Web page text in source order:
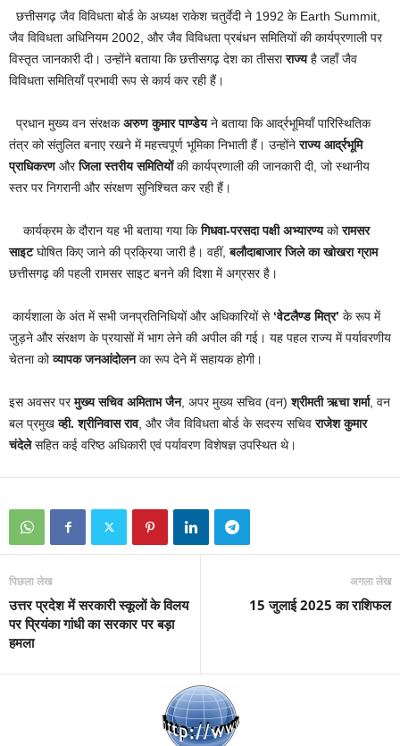
छत्तीसगढ़ जैव विविधता बोर्ड के अध्यक्ष राकेश चतुर्वेदी ने 1992 के Earth Summit,
जैव विविधता अधिनियम 2002, और जैव विविधता प्रबंधन समितियों की कार्यप्रणाली पर
विस्तृत जानकारी दी। उन्होंने बताया कि छत्तीसगढ़ देश का तीसराराज्यहै जहाँ जैव
विविधता समितियाँ प्रभावी रूप से कार्य कर रही हैं।
प्रधान मुख्य वन संरक्षकअरुण कुमार पाण्डेयने बताया कि आर्द्रभूमियाँ पारिस्थितिक
तंत्र को संतुलित बनाए रखने में महत्त्वपूर्ण भूमिका निभाती हैं। उन्होंनेराज्य आर्द्रभूमि
प्राधिकरणऔरजिला स्तरीय समितियोंकी कार्यप्रणाली की जानकारी दी, जो स्थानीय
स्तर पर निगरानी और संरक्षण सुनिश्चित कर रही हैं।
कार्यक्रम के दौरान यह भी बताया गया किगिधवा-परसदा पक्षी अभ्यारण्यकोरामसर
साइटघोषित किए जाने की प्रक्रिया जारी है। वहीं,बलौदाबाजार जिले का खोखरा ग्राम
छत्तीसगढ़ की पहली रामसर साइट बनने की दिशा में अग्रसर है।
कार्यशाला के अंत में सभी जनप्रतिनिधियों और अधिकारियों से ‘वेटलैण्ड मित्र’ के रूप में
जुड़ने और संरक्षण के प्रयासों में भाग लेने की अपील की गई। यह पहल राज्य में पर्यावरणीय
चेतना कोव्यापक जनआंदोलनका रूप देने में सहायक होगी।
इस अवसर परमुख्य सचिव अमिताभ जैन, अपर मुख्य सचिव (वन)श्रीमती ऋचा शर्मा, वन
बल प्रमुखव्ही. श्रीनिवास राव, और जैव विविधता बोर्ड के सदस्य सचिवराजेश कुमार
चंदेलेसहित कई वरिष्ठ अधिकारी एवं पर्यावरण विशेषज्ञ उपस्थित थे।
पिछला लेख
उत्तर प्रदेश में सरकारी स्कूलों के विलय
पर प्रियंका गांधी का सरकार पर बड़ा
हमला
अगला लेख
15 जुलाई 2025 का राशिफल